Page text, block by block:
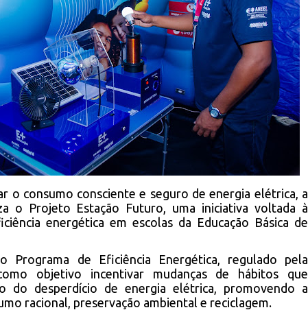
o consumo consciente e seguro de energia elétrica, a
o Projeto Estação Futuro, uma iniciativa voltada à
energética em escolas da Educação Básica de
Programa de Eficiência Energética, regulado pela
objetivo incentivar mudanças de hábitos que
do desperdício de energia elétrica, promovendo a
racional, preservação ambiental e reciclagem.